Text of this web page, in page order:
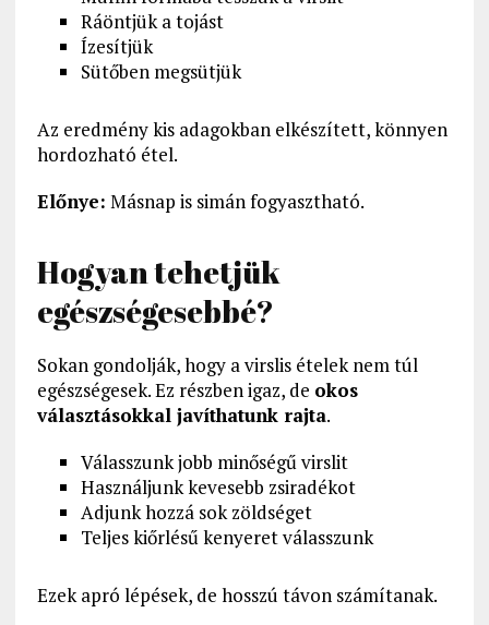
Ráöntjük a tojást
Ízesítjük
Sütőben megsütjük
Az eredmény kis adagokban elkészített, könnyen
hordozható étel.
Előnye: Másnap is simán fogyasztható.
Hogyan tehetjük
egészségesebbé?
Sokan gondolják, hogy a virslis ételek nem túl
egészségesek. Ez részben igaz, de okos
választásokkal javíthatunk rajta.
Válasszunk jobb minőségű virslit
Használjunk kevesebb zsiradékot
Adjunk hozzá sok zöldséget
Teljes kiőrlésű kenyeret válasszunk
Ezek apró lépések, de hosszú távon számítanak.